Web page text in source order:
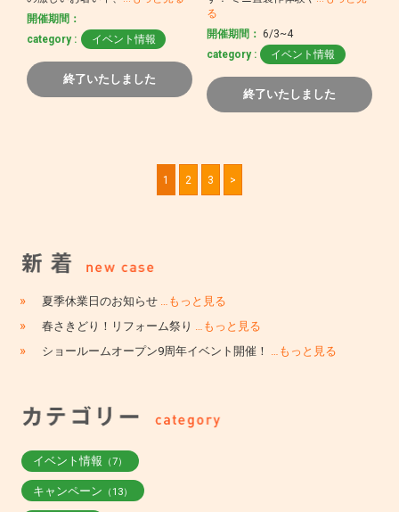
開催期間：
category :
イベント情報
終了いたしました
る
開催期間： 6/3~4
category :
イベント情報
終了いたしました
1 2 3 >
» 夏季休業日のお知らせ …もっと見る
» 春さきどり！リフォーム祭り …もっと見る
» ショールームオープン9周年イベント開催！ …もっと見る
イベント情報 （7）
キャンペーン （13）